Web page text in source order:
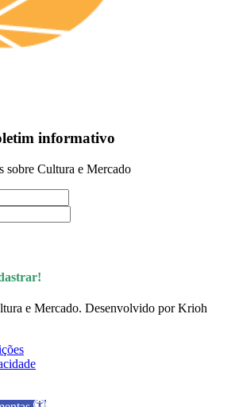
informativo
sobre Cultura e Mercado
e Mercado. Desenvolvido por Krioh